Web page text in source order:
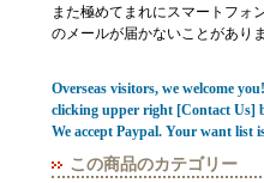
また極めてまれにスマートフォ
のメールが届かないことがありま
Overseas visitors, we welcome
clicking upper right [Contact Us]
We accept Paypal. Your want list
この商品のカテゴリー